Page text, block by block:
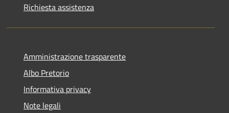
Richiesta assistenza
Amministrazione trasparente
Albo Pretorio
Informativa privacy
Note legali